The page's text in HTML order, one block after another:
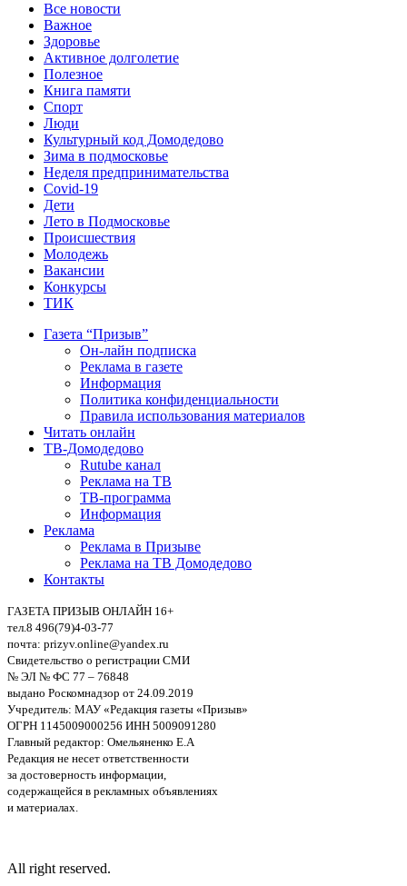
Все новости
Важное
Здоровье
Активное долголетие
Полезное
Книга памяти
Спорт
Люди
Культурный код Домодедово
Зима в подмосковье
Неделя предпринимательства
Covid-19
Дети
Лето в Подмосковье
Происшествия
Молодежь
Вакансии
Конкурсы
ТИК
Газета “Призыв”
Он-лайн подписка
Реклама в газете
Информация
Политика конфиденциальности
Правила использования материалов
Читать онлайн
ТВ-Домодедово
Rutube канал
Реклама на ТВ
ТВ-программа
Информация
Реклама
Реклама в Призыве
Реклама на ТВ Домодедово
Контакты
ГАЗЕТА ПРИЗЫВ ОНЛАЙН 16+
тел.8 496(79)4-03-77
почта: prizyv.online@yandex.ru
Свидетельство о регистрации СМИ
№ ЭЛ № ФС 77 – 76848
выдано Роскомнадзор от 24.09.2019
Учредитель: МАУ «Редакция газеты «Призыв»
ОГРН 1145009000256 ИНН 5009091280
Главный редактор: Омельяненко Е.А
Редакция не несет ответственности
за достоверность информации,
содержащейся в рекламных объявлениях
и материалах.
All right reserved.